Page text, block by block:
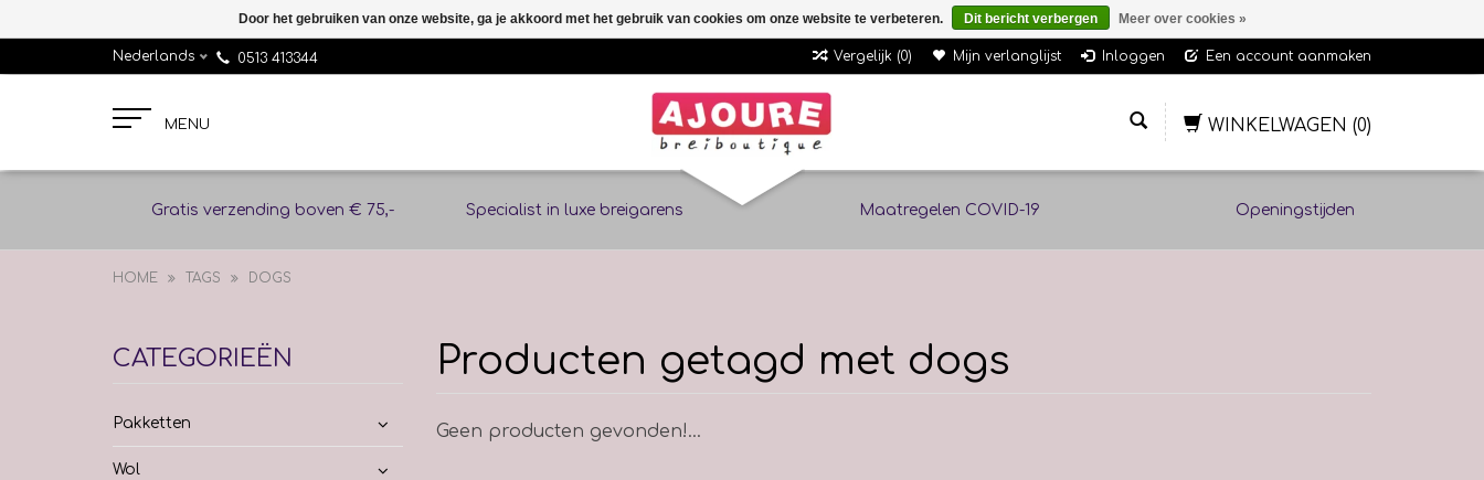
Nederlands 0513 413344 Vergelijk (0) Mijn verlanglijst Inloggen Een account aanmaken
MENU WINKELWAGEN (0)
Gratis verzending boven € 75,- Specialist in luxe breigarens Maatregelen COVID-19 Openingstijden
HOME TAGS DOGS
CATEGORIEËN
Pakketten
Wol
Producten getagd met dogs
Geen producten gevonden!...
Door het gebruiken van onze website, ga je akkoord met het gebruik van cookies om onze website te verbeteren. Dit bericht verbergen Meer over cookies »